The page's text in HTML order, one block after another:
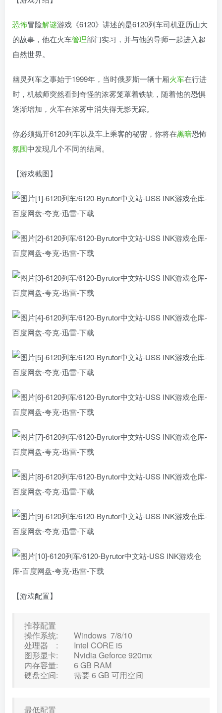
恐怖冒险解谜游戏《6120》讲述的是6120列车司机亚历山大
的故事，他在火车管理部门实习，并与他的导师一起进入超
自然世界。
幽灵列车之事始于1999年，当时俄罗斯一辆十厢火车在行进
时，机械师突然看到奇怪的浓雾笼罩着铁轨，随着他的恐惧
逐渐增加，火车在浓雾中消失得无影无踪。
你必须揭开6120列车以及车上乘客的秘密，你将在黑暗恐怖
氛围中发现几个不同的结局。
【游戏截图】
【游戏配置】
推荐配置
操作系统: Windows 7/8/10
处理器 : Intel CORE i5
图形显卡: Nvidia Geforce 920mx
内存容量: 6 GB RAM
硬盘空间: 需要 6 GB 可用空间
最低配置